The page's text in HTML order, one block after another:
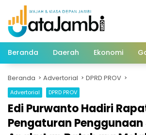
Langsung
konten
Beranda Daerah Ekonomi
Beranda Advertorial DPRD PROV
Advertorial DPRD PROV
Edi Purwanto Hadiri
Pengaturan